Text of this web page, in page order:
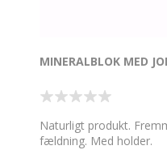
MINERALBLOK MED
Naturligt produkt.
fældning. Med holder.